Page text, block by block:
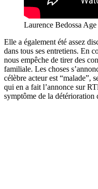
Laurence Bedossa Age
Elle a également été assez
dans tous ses entretiens. En
nous empêche de tirer des
familiale. Les choses
célèbre acteur est “malade”,
qui en a fait l’annonce sur
symptôme de la détérioration